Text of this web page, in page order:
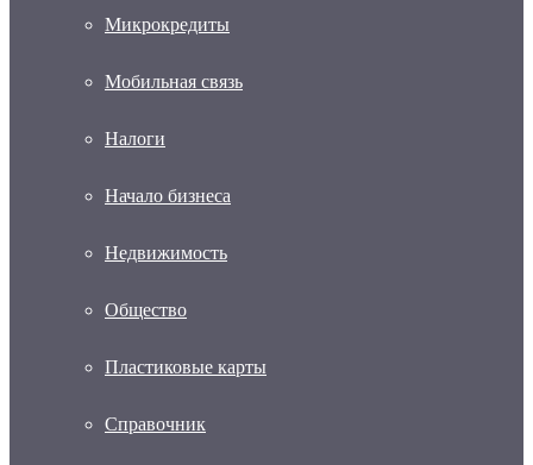
Микрокредиты
Мобильная связь
Налоги
Начало бизнеса
Недвижимость
Общество
Пластиковые карты
Справочник